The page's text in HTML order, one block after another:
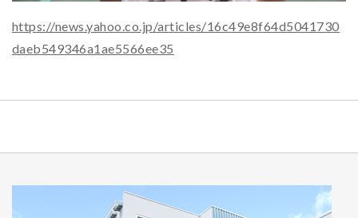
https://news.yahoo.co.jp/articles/16c49e8f64d5041730
daeb549346a1ae5566ee35